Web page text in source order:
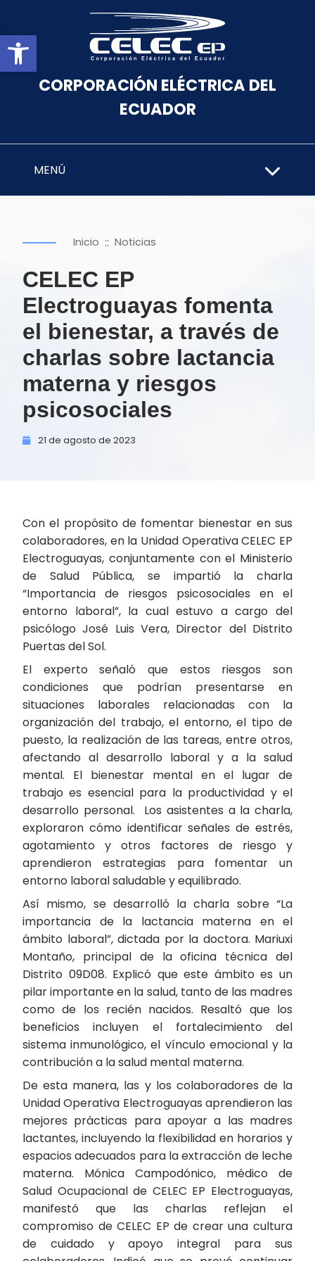
Abrir barra de herramientas
CORPORACIÓN ELÉCTRICA DEL
ECUADOR
MENÚ
Inicio :: Noticias
CELEC EP
Electroguayas fomenta
el bienestar, a través de
charlas sobre lactancia
materna y riesgos
psicosociales
21 de agosto de 2023
Con el propósito de fomentar bienestar en sus
colaboradores, en la Unidad Operativa CELEC EP
Electroguayas, conjuntamente con el Ministerio
de Salud Pública, se impartió la charla
“Importancia de riesgos psicosociales en el
entorno laboral”, la cual estuvo a cargo del
psicólogo José Luis Vera, Director del Distrito
Puertas del Sol.
El experto señaló que estos riesgos son
condiciones que podrían presentarse en
situaciones laborales relacionadas con la
organización del trabajo, el entorno, el tipo de
puesto, la realización de las tareas, entre otros,
afectando al desarrollo laboral y a la salud
mental. El bienestar mental en el lugar de
trabajo es esencial para la productividad y el
desarrollo personal. Los asistentes a la charla,
exploraron cómo identificar señales de estrés,
agotamiento y otros factores de riesgo y
aprendieron estrategias para fomentar un
entorno laboral saludable y equilibrado.
Así mismo, se desarrolló la charla sobre “La
importancia de la lactancia materna en el
ámbito laboral”, dictada por la doctora. Mariuxi
Montaño, principal de la oficina técnica del
Distrito 09D08. Explicó que este ámbito es un
pilar importante en la salud, tanto de las madres
como de los recién nacidos. Resaltó que los
beneficios incluyen el fortalecimiento del
sistema inmunológico, el vínculo emocional y la
contribución a la salud mental materna.
De esta manera, las y los colaboradores de la
Unidad Operativa Electroguayas aprendieron las
mejores prácticas para apoyar a las madres
lactantes, incluyendo la flexibilidad en horarios y
espacios adecuados para la extracción de leche
materna. Mónica Campodónico, médico de
Salud Ocupacional de CELEC EP Electroguayas,
manifestó que las charlas reflejan el
compromiso de CELEC EP de crear una cultura
de cuidado y apoyo integral para sus